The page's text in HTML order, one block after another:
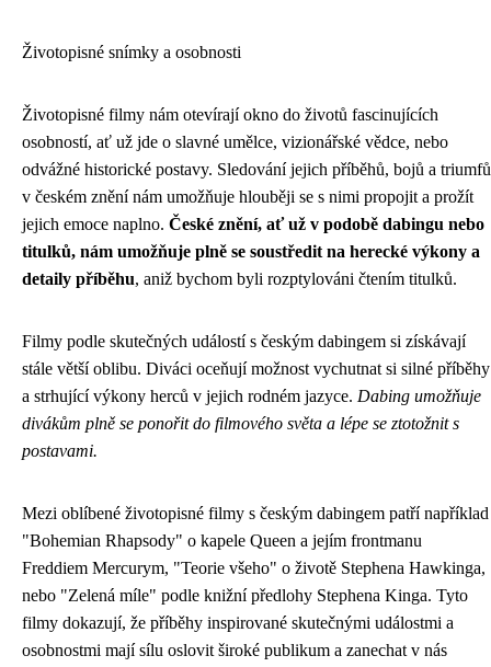
Životopisné snímky a osobnosti
Životopisné filmy nám otevírají okno do životů fascinujících
osobností, ať už jde o slavné umělce, vizionářské vědce, nebo
odvážné historické postavy. Sledování jejich příběhů, bojů a triumfů
v českém znění nám umožňuje hlouběji se s nimi propojit a prožít
jejich emoce naplno. České znění, ať už v podobě dabingu nebo
titulků, nám umožňuje plně se soustředit na herecké výkony a
detaily příběhu, aniž bychom byli rozptylováni čtením titulků.
Filmy podle skutečných událostí s českým dabingem si získávají
stále větší oblibu. Diváci oceňují možnost vychutnat si silné příběhy
a strhující výkony herců v jejich rodném jazyce. Dabing umožňuje
divákům plně se ponořit do filmového světa a lépe se ztotožnit s
postavami.
Mezi oblíbené životopisné filmy s českým dabingem patří například
"Bohemian Rhapsody" o kapele Queen a jejím frontmanu
Freddiem Mercurym, "Teorie všeho" o životě Stephena Hawkinga,
nebo "Zelená míle" podle knižní předlohy Stephena Kinga. Tyto
filmy dokazují, že příběhy inspirované skutečnými událostmi a
osobnostmi mají sílu oslovit široké publikum a zanechat v nás